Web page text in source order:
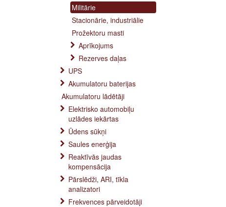
Militārie
Stacionārie, industriālie
Prožektoru masti
Aprīkojums
Rezerves daļas
UPS
Akumulatoru baterijas
Akumulatoru lādētāji
Elektrisko automobiļu
uzlādes iekārtas
Ūdens sūkņi
Saules enerģija
Reaktīvās jaudas
kompensācija
Pārslēdži, ARI, tīkla
analizatori
Frekvences pārveidotāji